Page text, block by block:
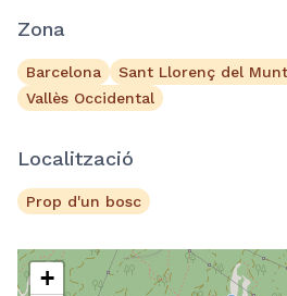
Zona
Barcelona
Sant Llorenç del
Vallès Occidental
Localització
Prop d'un bosc
+